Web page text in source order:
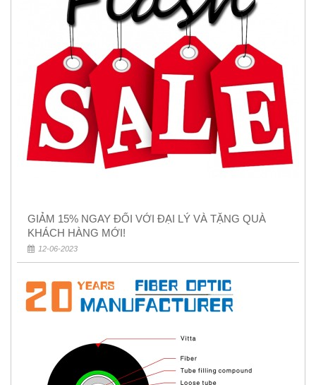
GIẢM 15% NGAY ĐỐI VỚI ĐẠI LÝ VÀ TẶNG QUÀ
KHÁCH HÀNG MỚI!
12-06-2023